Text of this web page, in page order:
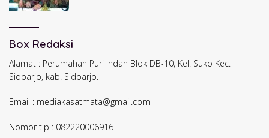
Box Redaksi
Alamat : Perumahan Puri Indah Blok DB-10, Kel. Suko Kec.
Sidoarjo, kab. Sidoarjo.
Email : mediakasatmata@gmail.com
Nomor tlp : 082220006916